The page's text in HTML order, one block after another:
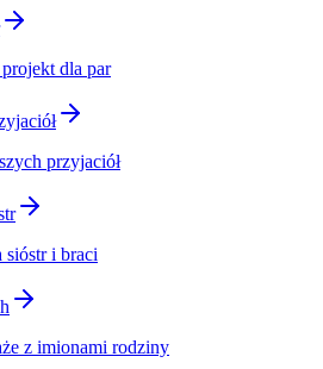
dla par
przyjaciół
sióstr i braci
z imionami rodziny